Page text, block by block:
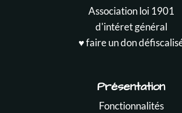
Association loi 1901
d'intéret général
♥️ faire un don
Présentation
Fonctionnalités